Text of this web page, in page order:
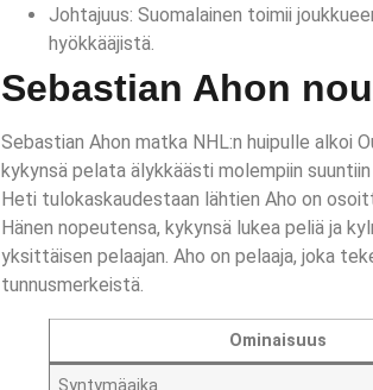
Johtajuus: Suomalainen toimii
hyökkääjistä.
Sebastian Ahon
Sebastian Ahon matka NHL:n huipulle alkoi
kykynsä pelata älykkäästi molempiin
Heti tulokaskaudestaan lähtien Aho on
Hänen nopeutensa, kykynsä lukea peliä ja
yksittäisen pelaajan. Aho on pelaaja, joka
tunnusmerkeistä.
Ominaisuus
Syntymäaika